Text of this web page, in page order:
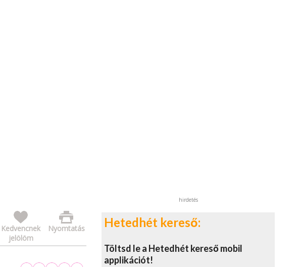
Nyomtatás
Kedvencnek
jelölöm
hirdetés
Hetedhét kereső:
Töltsd le a Hetedhét kereső mobil
applikációt!